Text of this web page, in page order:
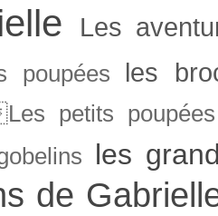
Les
poupées les
petits
les
de